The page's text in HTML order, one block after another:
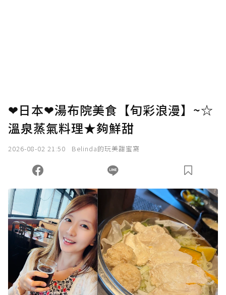
❤日本❤湯布院美食【旬彩浪漫】~☆
溫泉蒸氣料理★夠鮮甜
2026-08-02 21:50 Belinda的玩美甜蜜窩